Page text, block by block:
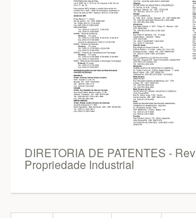
DIRETORIA DE PATENTES -
Propriedade Industrial